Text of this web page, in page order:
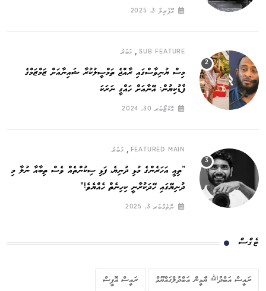
އޭޕްރިލް 3, 2025
SUB FEATURE
, ޚަބަރު
މިސް ޔުނިވާސްގައި ރާއްޖެ ތަމްސީލުކުރާ ޝައިނާއަށް ޒަމްޒަމްގެ
ފާޑުކިޔުން: އޭނާއަށް ހައްގީ ނަރަކަ
އޮކްޓޯބަރ 30, 2024
FEATURED MAIN
, ޚަބަރު
”ތިއީ އަހަރެންގެ މުޅި ދުނިޔެ, ފަޅި ސިކުންތެއް ވެސް ތިބާއާ ނުލާ މި
ދުނިޔޭގައި ހޭދަކުރާނީ ކިހިނެތް ހެއްޔެވެ!“
ނޮވެމްބަރ 3, 2025
ޓެގްސް
ރައީސް އަބްދުﷲ ޔާމީން އަބްދުލްގައްޔޫމް ރައީސް އޮފީސް